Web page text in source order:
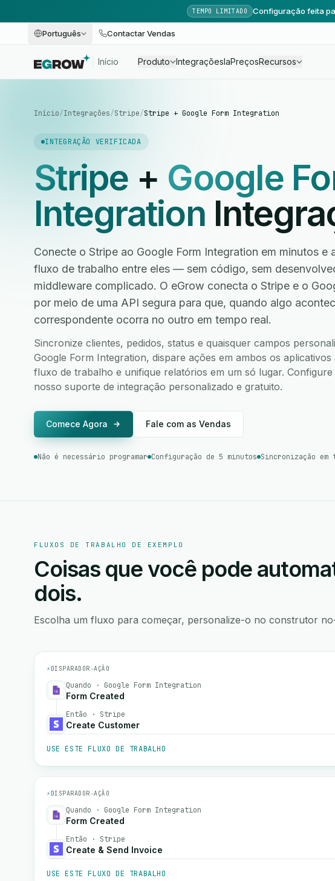
TEMPO LIMITADO Configuração feita
Português Contactar Vendas
Início Produto IntegraçõesIaPreçosRecursos
Início/Integrações/Stripe/Stripe + Google Form Integration
INTEGRAÇÃO VERIFICADA
Stripe + Google
Integration
Conecte o Stripe ao Google Form Integration em minutos e
fluxo de trabalho entre eles — sem código, sem
middleware complicado. O eGrow conecta o Stripe e o
por meio de uma API segura para que, quando algo
correspondente ocorra no outro em tempo real.
Sincronize clientes, pedidos, status e quaisquer campos
Google Form Integration, dispare ações em ambos os
fluxo de trabalho e unifique relatórios em um só lugar.
nosso suporte de integração personalizado e gratuito.
Comece Agora Fale com as Vendas
Não é necessário programar Configuração de 5 minutos Sincronização em
FLUXOS DE TRABALHO DE EXEMPLO
Coisas que você pode
dois.
Escolha um fluxo para começar, personalize-o no construtor
⚡ DISPARADOR→AÇÃO
Quando · Google Form Integration
Form Created
Então · Stripe
Create Customer
USE ESTE FLUXO DE TRABALHO
⚡ DISPARADOR→AÇÃO
Quando · Google Form Integration
Form Created
Então · Stripe
Create & Send Invoice
USE ESTE FLUXO DE TRABALHO